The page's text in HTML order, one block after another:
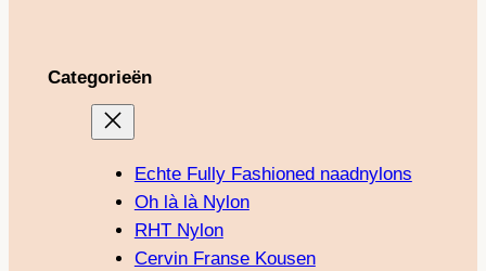
Categorieën
Echte Fully Fashioned naadnylons
Oh là là Nylon
RHT Nylon
Cervin Franse Kousen